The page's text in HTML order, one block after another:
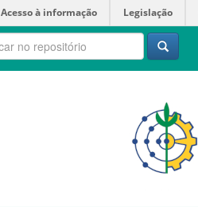
Acesso à informação Legislação